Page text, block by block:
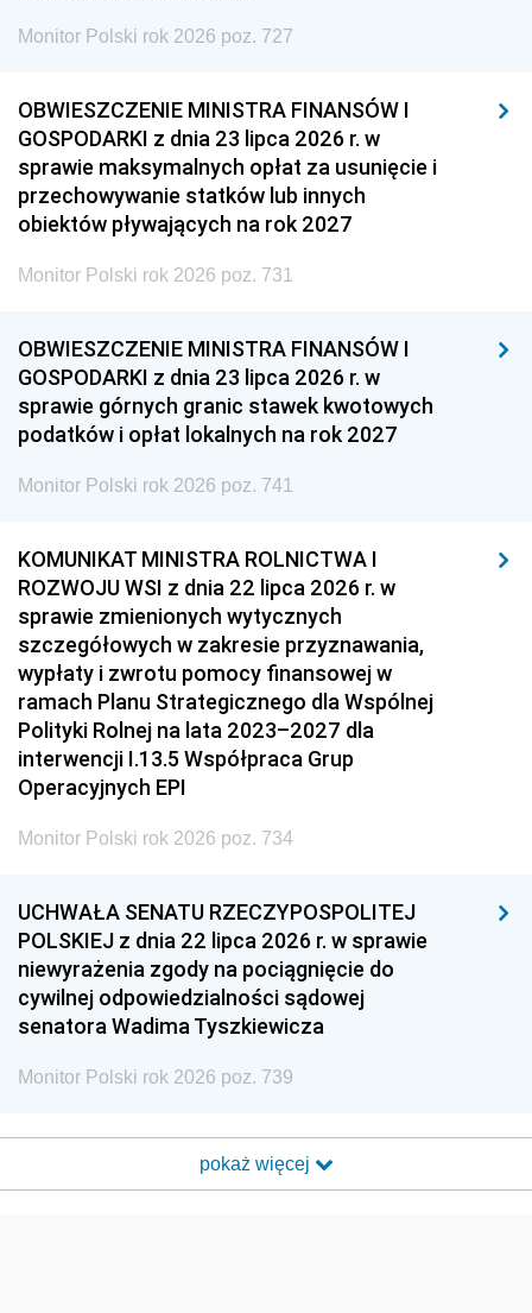
Monitor Polski rok 2026 poz. 727
OBWIESZCZENIE MINISTRA FINANSÓW I
GOSPODARKI z dnia 23 lipca 2026 r. w
sprawie maksymalnych opłat za usunięcie i
przechowywanie statków lub innych
obiektów pływających na rok 2027
Monitor Polski rok 2026 poz. 731
OBWIESZCZENIE MINISTRA FINANSÓW I
GOSPODARKI z dnia 23 lipca 2026 r. w
sprawie górnych granic stawek kwotowych
podatków i opłat lokalnych na rok 2027
Monitor Polski rok 2026 poz. 741
KOMUNIKAT MINISTRA ROLNICTWA I
ROZWOJU WSI z dnia 22 lipca 2026 r. w
sprawie zmienionych wytycznych
szczegółowych w zakresie przyznawania,
wypłaty i zwrotu pomocy finansowej w
ramach Planu Strategicznego dla Wspólnej
Polityki Rolnej na lata 2023–2027 dla
interwencji I.13.5 Współpraca Grup
Operacyjnych EPI
Monitor Polski rok 2026 poz. 734
UCHWAŁA SENATU RZECZYPOSPOLITEJ
POLSKIEJ z dnia 22 lipca 2026 r. w sprawie
niewyrażenia zgody na pociągnięcie do
cywilnej odpowiedzialności sądowej
senatora Wadima Tyszkiewicza
Monitor Polski rok 2026 poz. 739
pokaż więcej